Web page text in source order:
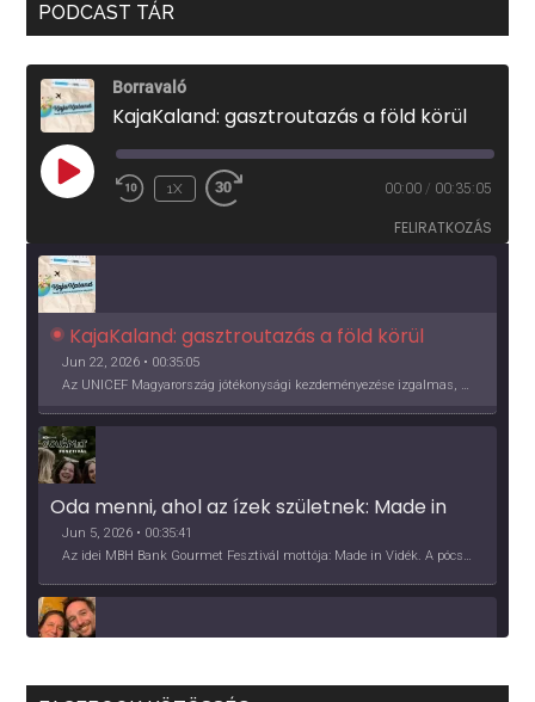
PODCAST TÁR
Borravaló
KajaKaland: gasztroutazás a föld körül
PLAY
EPISODE
1X 00:00 / 00:35:05
FELIRATKOZÁS
KajaKaland: gasztroutazás a föld körül
Jun 22, 2026 • 00:35:05
Az UNICEF Magyarország jótékonysági kezdeményezése izgalmas, egész éves világkörüli ízutazásra hív, igazi családi program és gasztroedukáció, illetve segítség a rászorulóknak is egyben.
Oda menni, ahol az ízek születnek: Made in
Vidék, Gourmet Fesztivál 2026
Jun 5, 2026 • 00:35:41
Az idei MBH Bank Gourmet Fesztivál mottója: Made in Vidék. A pócsmegyeri Papi, a mályinkai Iszkor és a szigligeti Villa Kabala tulajdonosai beszélnek arról, hogy mit jelentenek nekik a vidék ízei.